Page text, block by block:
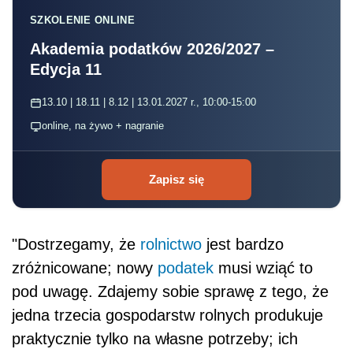
SZKOLENIE ONLINE
Akademia podatków 2026/2027 –
Edycja 11
13.10 | 18.11 | 8.12 | 13.01.2027 r., 10:00-15:00
online, na żywo + nagranie
Zapisz się
"Dostrzegamy, że rolnictwo jest bardzo
zróżnicowane; nowy podatek musi wziąć to
pod uwagę. Zdajemy sobie sprawę z tego, że
jedna trzecia gospodarstw rolnych produkuje
praktycznie tylko na własne potrzeby; ich